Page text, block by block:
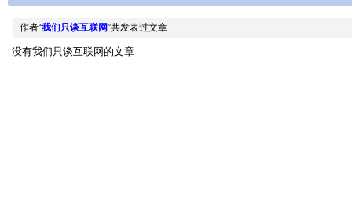
作者“我们只谈互联网”共发表过文章
没有我们只谈互联网的文章